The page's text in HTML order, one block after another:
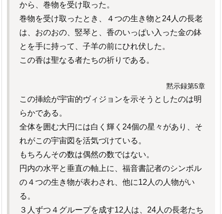
から、巻物を受け取った。
巻物を受け取ったとき、４つの生き物と24人の長老
は、おのおの、竪琴と、香のいっぱい入った金の鉢
とを手に持って、子羊の前にひれ伏した。
この香は聖なる者たちの祈りである。
黙示録第5章
この挿絵が宇宙的ヴィジョンを示そうとしたのは明
らかである。
全体を囲む大円には白く輝く24個の星々があり、そ
れがこの宇宙図を活気づけている。
もちろんその数は偶然の数ではない。
円内の水平と垂直の軸上に、福音書記者のシンボル
の４つの生き物が表わされ、他に12人の人物がい
る。
３人ずつ４グループを成す12人は、24人の長老たち